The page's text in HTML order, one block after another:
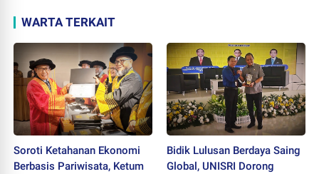
WARTA TERKAIT
Soroti Ketahanan Ekonomi
Berbasis Pariwisata, Ketum
Bidik Lulusan Berdaya Saing
Global, UNISRI Dorong